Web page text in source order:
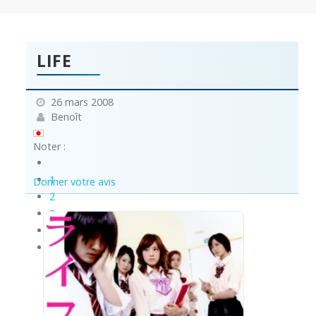
LIFE
26 mars 2008
Benoît
Noter :
1
2
3
4
5
Donner votre avis